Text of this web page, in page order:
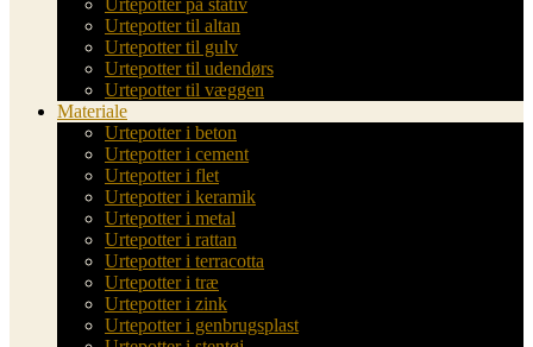
Urtepotter på stativ
Urtepotter til altan
Urtepotter til gulv
Urtepotter til udendørs
Urtepotter til væggen
Materiale
Urtepotter i beton
Urtepotter i cement
Urtepotter i flet
Urtepotter i keramik
Urtepotter i metal
Urtepotter i rattan
Urtepotter i terracotta
Urtepotter i træ
Urtepotter i zink
Urtepotter i genbrugsplast